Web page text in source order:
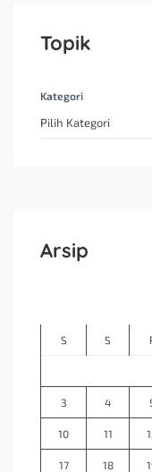
Topik
Kategori
Arsip
S S
3 4
10 11
17 18